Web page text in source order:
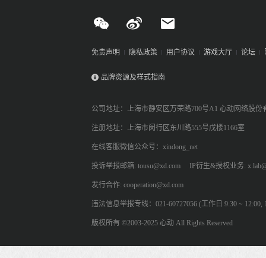
免责声明 隐私政策 用户协议 游戏大厅 论坛
品牌资源及样式指南
公司地址：上海市静安区万荣路700号A1 心动网络股份
注册地址：上海市闵行区东川路555号戊楼1166室
在线客服微信公众号：xindong_net
投诉举报邮箱: tousu@xd.com IP衍生&授权业务:
发行合作: cooperation@xd.com
违法信息举报专线：021-60727056 (工作日 9:30 ~ 12:00,
版权所有 ©2003-2025 心动 All Rights Reserved